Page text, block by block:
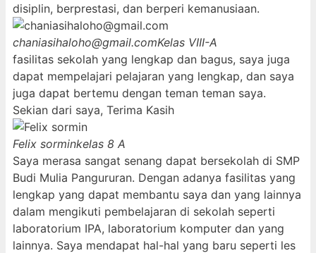
disiplin, berprestasi, dan berperi kemanusiaan.
chaniasihaloho@gmail.comKelas VIII-A
fasilitas sekolah yang lengkap dan bagus, saya juga
dapat mempelajari pelajaran yang lengkap, dan saya
juga dapat bertemu dengan teman teman saya.
Sekian dari saya, Terima Kasih
Felix sorminkelas 8 A
Saya merasa sangat senang dapat bersekolah di SMP
Budi Mulia Pangururan. Dengan adanya fasilitas yang
lengkap yang dapat membantu saya dan yang lainnya
dalam mengikuti pembelajaran di sekolah seperti
laboratorium IPA, laboratorium komputer dan yang
lainnya. Saya mendapat hal-hal yang baru seperti les